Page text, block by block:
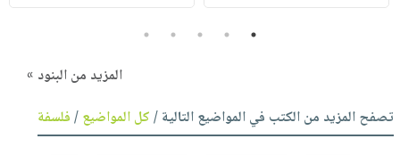
1
2
3
4
5
المزيد من البنود »
تصفح المزيد من الكتب في المواضيع التالية /كل المواضيع/فلسفة